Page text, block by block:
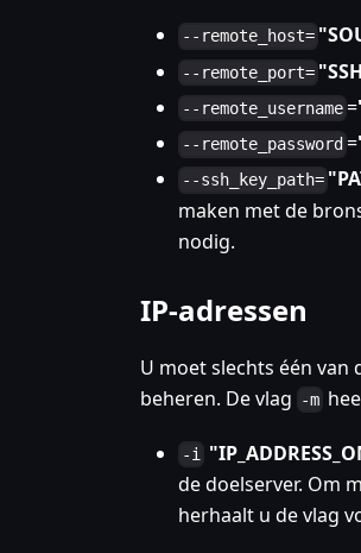
--remote_host=
--remote_port=
--remote_username =
--remote_password =
--ssh_key_path=
maken met de
nodig.
IP-adressen
U moet slechts één
beheren. De vlag
-m
-i
de doelserver. Om
herhaalt u de vlag